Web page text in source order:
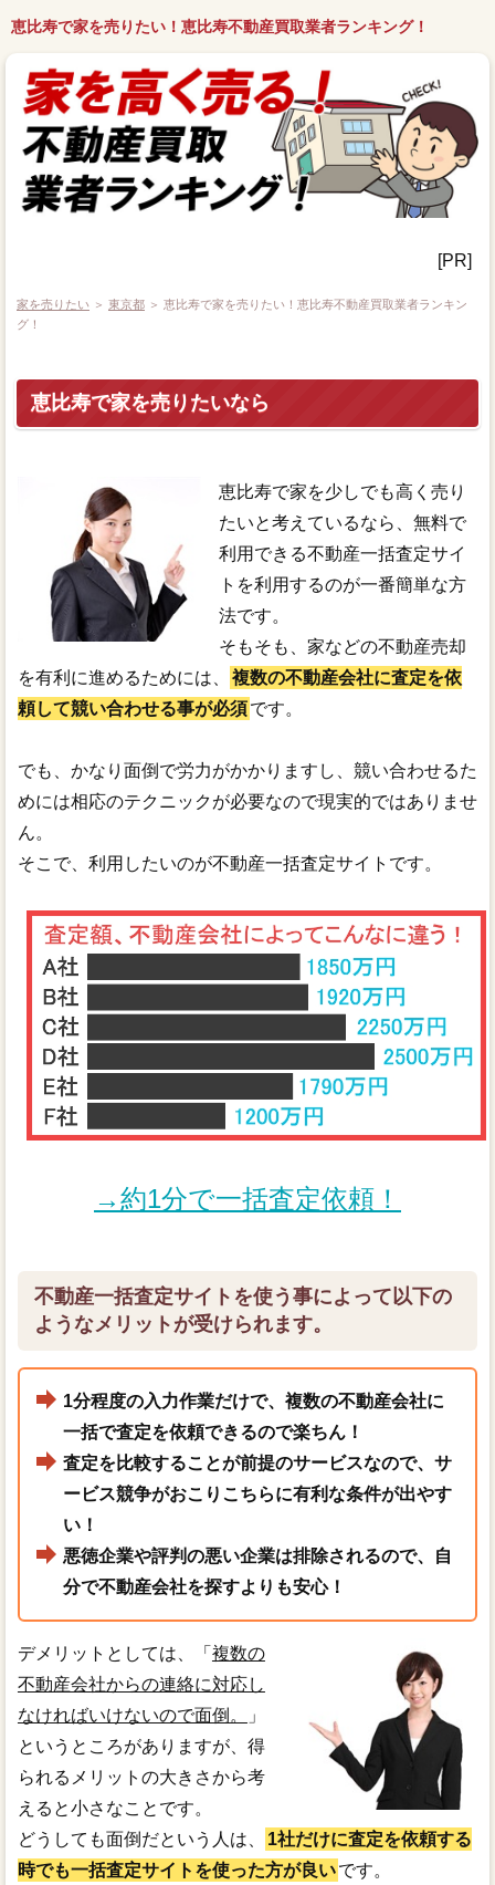
恵比寿で家を売りたい！恵比寿不動産買取業者ランキング！
[PR]
家を売りたい ＞ 東京都 ＞ 恵比寿で家を売りたい！恵比寿不動産買取業者ランキン
グ！
恵比寿で家を売りたいなら
恵比寿で家を少しでも高く売り
たいと考えているなら、無料で
利用できる不動産一括査定サイ
トを利用するのが一番簡単な方
法です。
そもそも、家などの不動産売却
を有利に進めるためには、
複数の不動産会社に査定を依
頼して競い合わせる事が必須です。
でも、かなり面倒で労力がかかりますし、競い合わせるた
めには相応のテクニックが必要なので現実的ではありませ
ん。
そこで、利用したいのが不動産一括査定サイトです。
→約1分で一括査定依頼！
不動産一括査定サイトを使う事によって以下の
ようなメリットが受けられます。
1分程度の入力作業だけで、複数の不動産会社に
一括で査定を依頼できるので楽ちん！
査定を比較することが前提のサービスなので、サ
ービス競争がおこりこちらに有利な条件が出やす
い！
悪徳企業や評判の悪い企業は排除されるので、自
分で不動産会社を探すよりも安心！
デメリットとしては、「 複数の
不動産会社からの連絡に対応し
なければいけないので面倒。
」
というところがありますが、得
られるメリットの大きさから考
えると小さなことです。
どうしても面倒だという人は、
1社だけに査定を依頼する
時でも一括査定サイトを使った方が良いです。